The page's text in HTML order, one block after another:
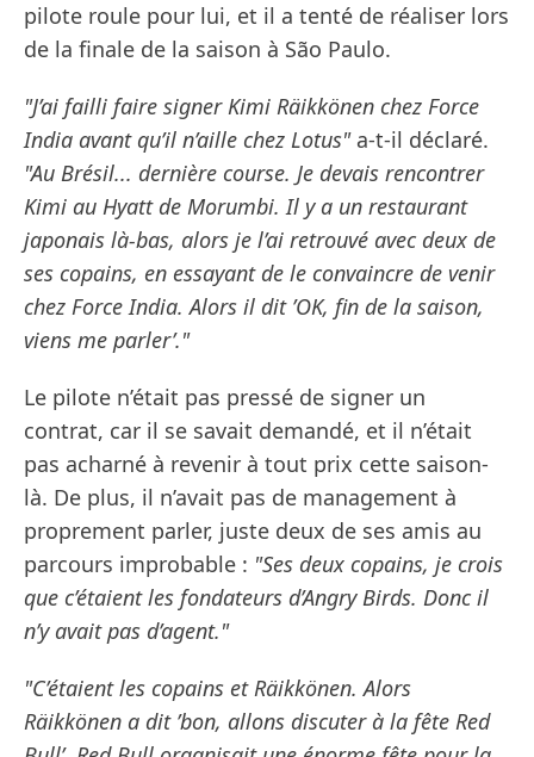
pilote roule pour lui, et il a tenté de réaliser lors
de la finale de la saison à São Paulo.
"J’ai failli faire signer Kimi Räikkönen chez Force
India avant qu’il n’aille chez Lotus"a-t-il déclaré.
"Au Brésil... dernière course. Je devais rencontrer
Kimi au Hyatt de Morumbi. Il y a un restaurant
japonais là-bas, alors je l’ai retrouvé avec deux de
ses copains, en essayant de le convaincre de venir
chez Force India. Alors il dit ’OK, fin de la saison,
viens me parler’."
Le pilote n’était pas pressé de signer un
contrat, car il se savait demandé, et il n’était
pas acharné à revenir à tout prix cette saison-
là. De plus, il n’avait pas de management à
proprement parler, juste deux de ses amis au
parcours improbable : "Ses deux copains, je crois
que c’étaient les fondateurs d’Angry Birds. Donc il
n’y avait pas d’agent."
"C’étaient les copains et Räikkönen. Alors
Räikkönen a dit ’bon, allons discuter à la fête Red